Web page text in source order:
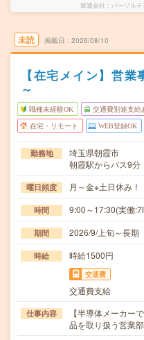
派遣会社 パーソル
未読 掲載日 2026/08/10
【在宅メイン】営
～
職種未経験OK 交通費別途支給
在宅・リモート WEB登録OK
勤務地
埼玉県朝霞市
朝霞駅からバス9分
曜日頻度 月～金※土日休み！
時間 9:00～17:30(実働
期間 2026/9/上旬～長
時給 時給1500円
交通費
交通費支給
仕事内容
【半導体メーカー
品を取り扱う営業